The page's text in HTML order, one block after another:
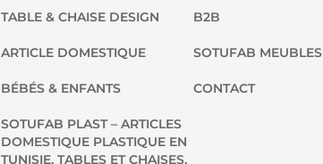
TABLE & CHAISE DESIGN
ARTICLE DOMESTIQUE
BÉBÉS & ENFANTS
SOTUFAB PLAST – ARTICLES
DOMESTIQUE PLASTIQUE EN
TUNISIE, TABLES ET CHAISES,
B2B
SOTUFAB MEUBLES
CONTACT